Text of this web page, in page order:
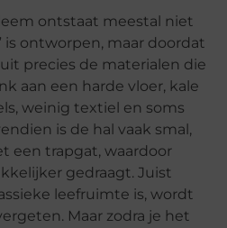
ontstaat meestal niet
is ontworpen, maar doordat
precies de materialen die
aan een harde vloer, kale
weinig textiel en soms
is de hal vaak smal,
een trapgat, waardoor
gedraagt. Juist
leefruimte is, wordt
Maar zodra je het